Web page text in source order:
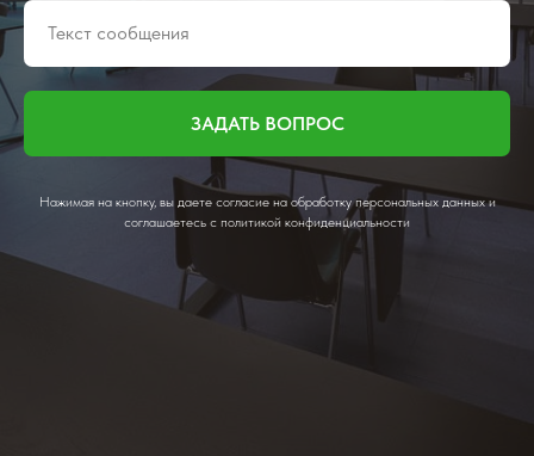
ЗАДАТЬ ВОПРОС
Нажимая на кнопку, вы даете согласие на обработку персональных данных и
соглашаетесь c политикой конфиденциальности